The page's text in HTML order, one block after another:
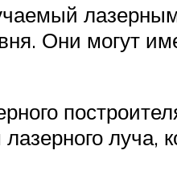
Они могут
луча,